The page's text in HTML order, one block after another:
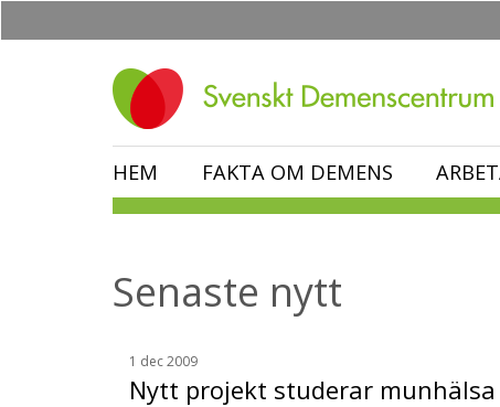
HEM FAKTA OM DEMENS
Senaste nytt
1 dec 2009
Nytt projekt studerar munhälsa